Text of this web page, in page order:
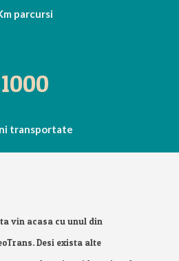
parcursi
1000
transportate
vin acasa cu unul din
Desi exista alte